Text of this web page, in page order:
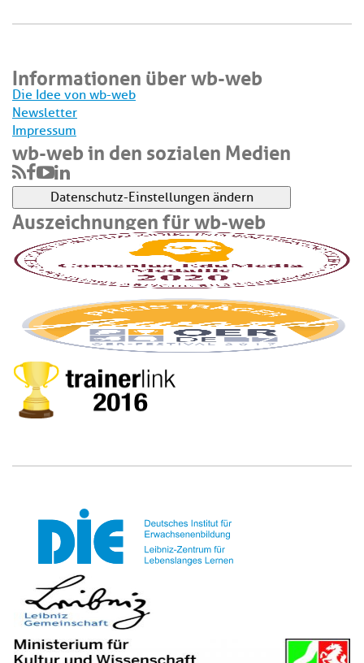
Informationen über wb-web
Die Idee von wb-web
Newsletter
Impressum
wb-web in den sozialen Medien
Datenschutz-Einstellungen ändern
Auszeichnungen für wb-web